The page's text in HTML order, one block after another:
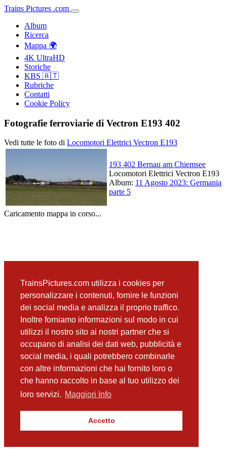
TrainsPictures.com utilizza i cookies per
personalizzare i contenuti, fornire le funzioni
dei social media e analizza il proprio traffico.
Inoltre forniamo informazioni sul modo in cui
utilizzi il nostro sito ai nostri partner che si
occupano di analisi dei dati web, pubblicità e
social media, i quali potrebbero combinarle
con altre informazioni che hai fornito loro o
che hanno raccolto in base al tuo utilizzo dei
loro servizi. Maggiori Info
Accetto
Trains Pictures .com
Album
Ricerca
Mappa 🌍
4K UltraHD
Storiche
KBS 🇦🇹
Rubriche
Contatti
Cookie Policy
Fotografie ferroviarie di Vectron E193 402
Vedi tutte le foto di Locomotori Elettrici Vectron E193
193 402 Bernau am Chiemsee
Locomotori Elettrici Vectron E193
Album: 11 Agosto 2023: Germania
parte 5
Caricamento mappa in corso...